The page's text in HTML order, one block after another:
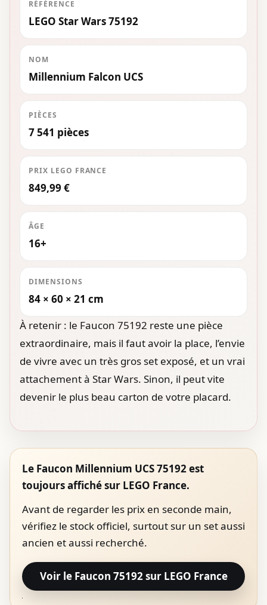
RÉFÉRENCE
LEGO Star Wars 75192
NOM
Millennium Falcon UCS
PIÈCES
7 541 pièces
PRIX LEGO FRANCE
849,99 €
ÂGE
16+
DIMENSIONS
84 × 60 × 21 cm
À retenir : le Faucon 75192 reste une pièce
extraordinaire, mais il faut avoir la place, l’envie
de vivre avec un très gros set exposé, et un vrai
attachement à Star Wars. Sinon, il peut vite
devenir le plus beau carton de votre placard.
Le Faucon Millennium UCS 75192 est
toujours affiché sur LEGO France.
Avant de regarder les prix en seconde main,
vérifiez le stock officiel, surtout sur un set aussi
ancien et aussi recherché.
Voir le Faucon 75192 sur LEGO France